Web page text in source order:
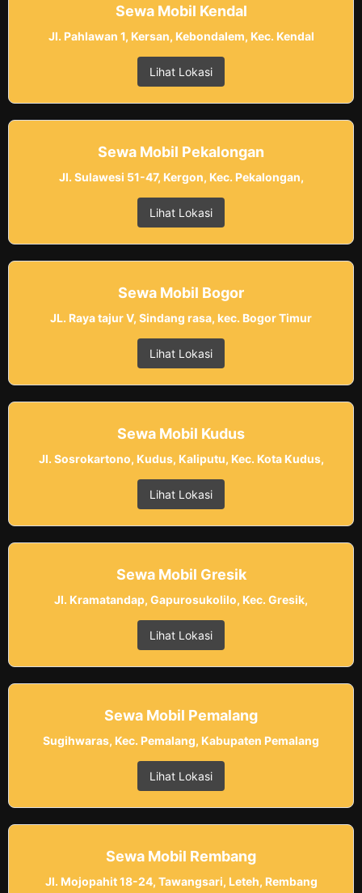
Sewa Mobil Kendal
Jl. Pahlawan 1, Kersan, Kebondalem, Kec. Kendal
Lihat Lokasi
Sewa Mobil Pekalongan
Jl. Sulawesi 51-47, Kergon, Kec. Pekalongan,
Lihat Lokasi
Sewa Mobil Bogor
JL. Raya tajur V, Sindang rasa, kec. Bogor Timur
Lihat Lokasi
Sewa Mobil Kudus
Jl. Sosrokartono, Kudus, Kaliputu, Kec. Kota Kudus,
Lihat Lokasi
Sewa Mobil Gresik
Jl. Kramatandap, Gapurosukolilo, Kec. Gresik,
Lihat Lokasi
Sewa Mobil Pemalang
Sugihwaras, Kec. Pemalang, Kabupaten Pemalang
Lihat Lokasi
Sewa Mobil Rembang
Jl. Mojopahit 18-24, Tawangsari, Leteh, Rembang